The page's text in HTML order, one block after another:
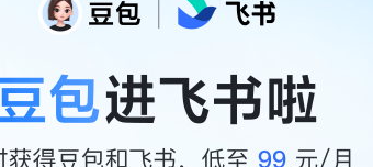
格在没做分页处理的情况下，默认500行 😂）